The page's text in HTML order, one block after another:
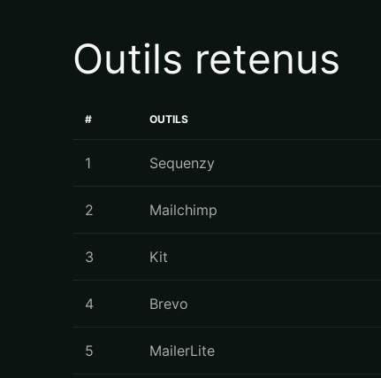
Outils retenus
# OUTILS
1 Sequenzy
2 Mailchimp
3 Kit
4 Brevo
5 MailerLite